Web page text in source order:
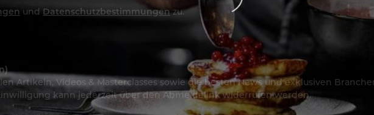
und Datenschutzbestimmungen zu.
Artikeln, Videos & Masterclasses sowie die besten News und exklusiven
kann jederzeit über den Abmeldelink widerrufen werden.